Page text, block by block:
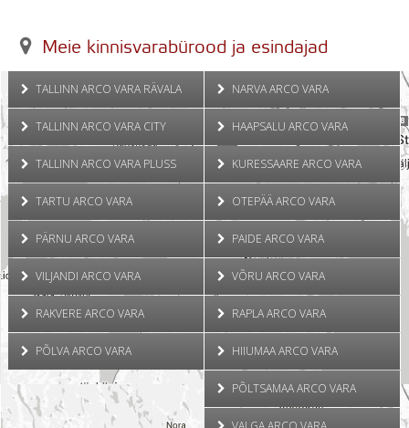
Meie kinnisvarabürood ja esindajad
TALLINN ARCO VARA RÄVALA
TALLINN ARCO VARA CITY
TALLINN ARCO VARA PLUSS
TARTU ARCO VARA
PÄRNU ARCO VARA
VILJANDI ARCO VARA
RAKVERE ARCO VARA
PÕLVA ARCO VARA
NARVA ARCO VARA
HAAPSALU ARCO VARA
KURESSAARE ARCO VARA
OTEPÄÄ ARCO VARA
PAIDE ARCO VARA
VÕRU ARCO VARA
RAPLA ARCO VARA
HIIUMAA ARCO VARA
PÕLTSAMAA ARCO VARA